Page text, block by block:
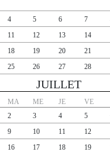
4 5 6 7
11 12 13 14
18 19 20 21
25 26 27 28
JUILLET
MA ME JE VE
2 3 4 5
9 10 11 12
16 17 18 19